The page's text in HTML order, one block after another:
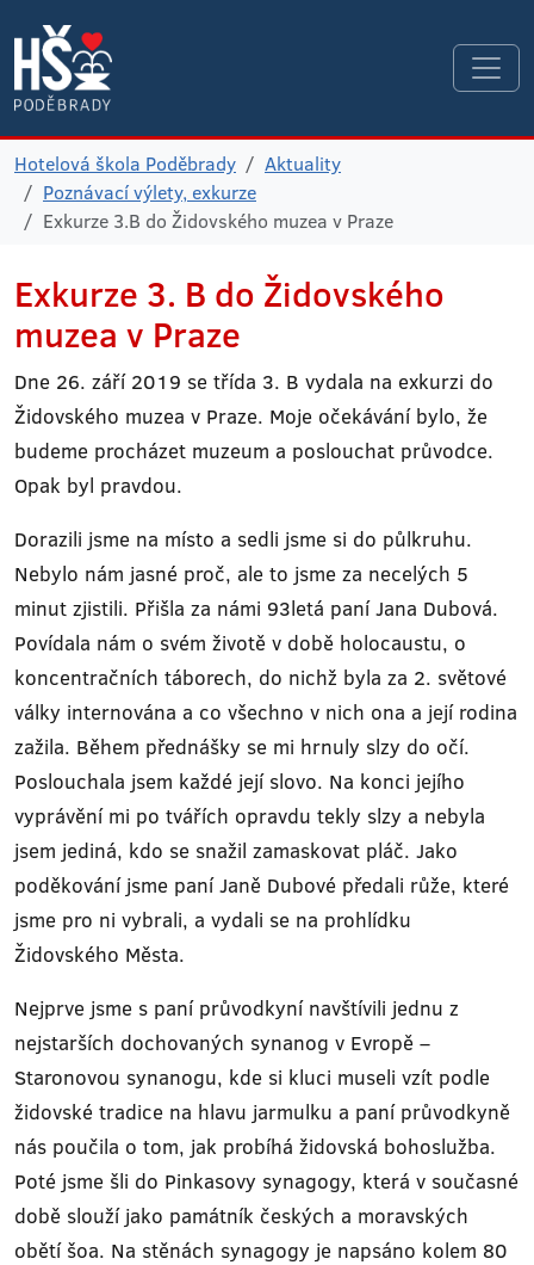
Hotelová škola Poděbrady
Aktuality
Poznávací výlety, exkurze
Exkurze 3.B do Židovského muzea v Praze
Exkurze 3. B do Židovského
muzea v Praze
Dne 26. září 2019 se třída 3. B vydala na exkurzi do
Židovského muzea v Praze. Moje očekávání bylo, že
budeme procházet muzeum a poslouchat průvodce.
Opak byl pravdou.
Dorazili jsme na místo a sedli jsme si do půlkruhu.
Nebylo nám jasné proč, ale to jsme za necelých 5
minut zjistili. Přišla za námi 93letá paní Jana Dubová.
Povídala nám o svém životě v době holocaustu, o
koncentračních táborech, do nichž byla za 2. světové
války internována a co všechno v nich ona a její rodina
zažila. Během přednášky se mi hrnuly slzy do očí.
Poslouchala jsem každé její slovo. Na konci jejího
vyprávění mi po tvářích opravdu tekly slzy a nebyla
jsem jediná, kdo se snažil zamaskovat pláč. Jako
poděkování jsme paní Janě Dubové předali růže, které
jsme pro ni vybrali, a vydali se na prohlídku
Židovského Města.
Nejprve jsme s paní průvodkyní navštívili jednu z
nejstarších dochovaných synanog v Evropě –
Staronovou synanogu, kde si kluci museli vzít podle
židovské tradice na hlavu jarmulku a paní průvodkyně
nás poučila o tom, jak probíhá židovská bohoslužba.
Poté jsme šli do Pinkasovy synagogy, která v současné
době slouží jako památník českých a moravských
obětí šoa. Na stěnách synagogy je napsáno kolem 80